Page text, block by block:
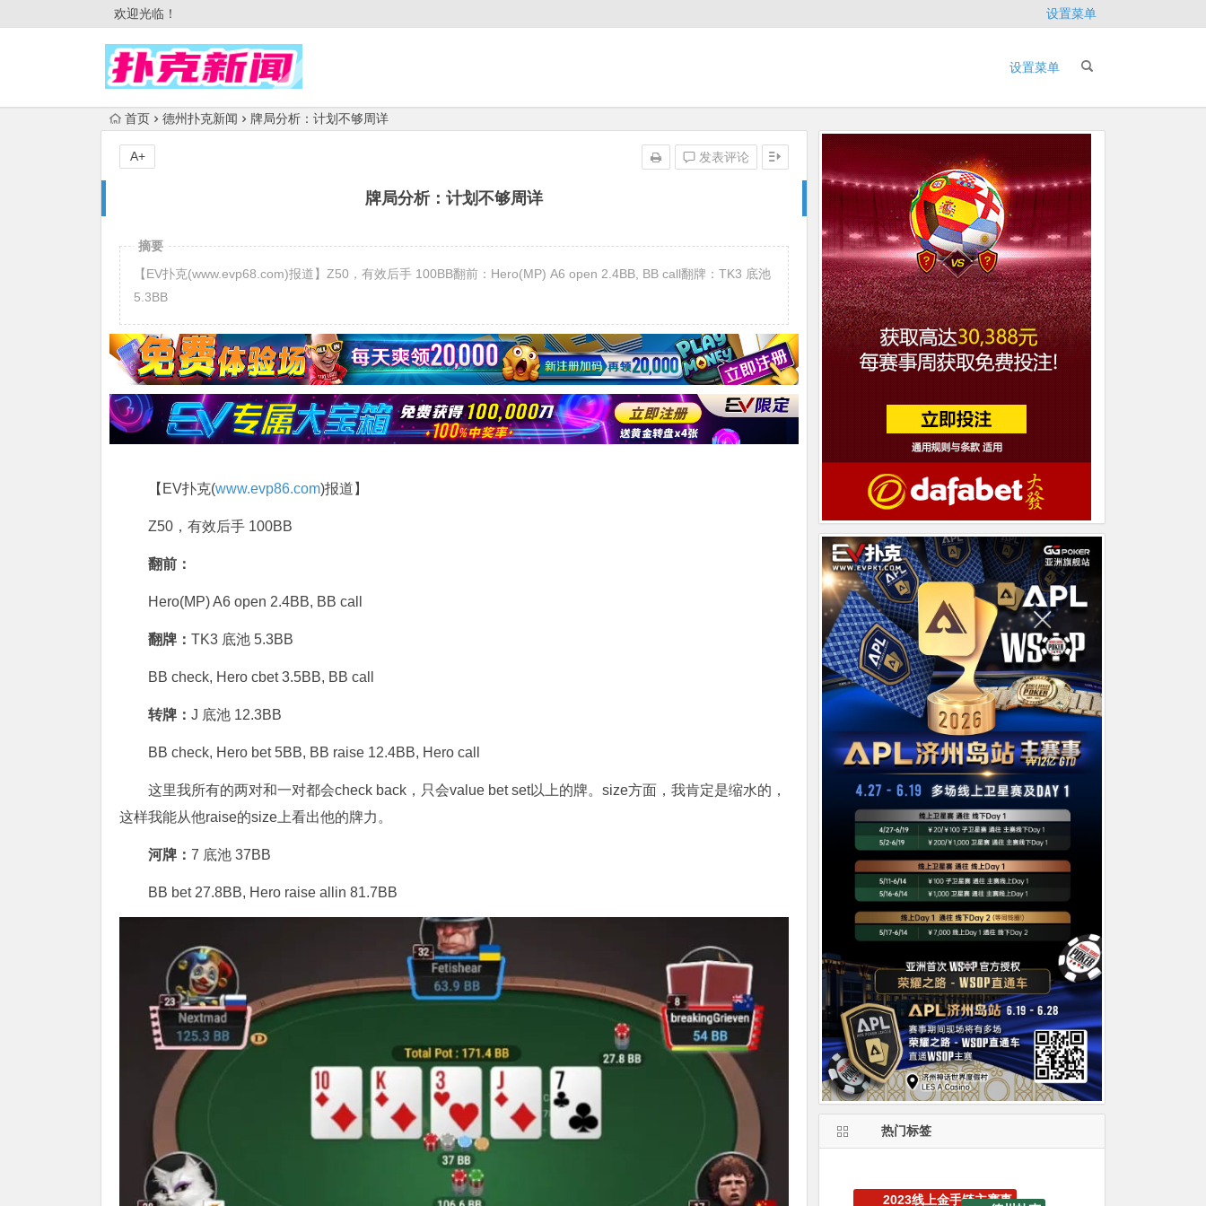
欢迎光临！ 设置菜单
设置菜单
首页 德州扑克新闻 牌局分析：计划不够周详
牌局分析：计划不够周详
发表评论
A+
摘要
【EV扑克(www.evp68.com)报道】Z50，有效后手 100BB翻前：Hero(MP) A6 open 2.4BB, BB call翻牌：TK3 底池
5.3BB
【EV扑克(www.evp86.com)报道】
Z50，有效后手 100BB
翻前：
Hero(MP) A6 open 2.4BB, BB call
翻牌： TK3 底池 5.3BB
BB check, Hero cbet 3.5BB, BB call
转牌： J 底池 12.3BB
BB check, Hero bet 5BB, BB raise 12.4BB, Hero call
这里我所有的两对和一对都会check back，只会value bet set以上的牌。size方面，我肯定是缩水的，
这样我能从他raise的size上看出他的牌力。
河牌： 7 底池 37BB
BB bet 27.8BB, Hero raise allin 81.7BB
热门标签
WSOP